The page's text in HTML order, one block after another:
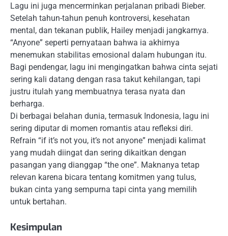
Lagu ini juga mencerminkan perjalanan pribadi Bieber.
Setelah tahun-tahun penuh kontroversi, kesehatan
mental, dan tekanan publik, Hailey menjadi jangkarnya.
“Anyone” seperti pernyataan bahwa ia akhirnya
menemukan stabilitas emosional dalam hubungan itu.
Bagi pendengar, lagu ini mengingatkan bahwa cinta sejati
sering kali datang dengan rasa takut kehilangan, tapi
justru itulah yang membuatnya terasa nyata dan
berharga.
Di berbagai belahan dunia, termasuk Indonesia, lagu ini
sering diputar di momen romantis atau refleksi diri.
Refrain “if it’s not you, it’s not anyone” menjadi kalimat
yang mudah diingat dan sering dikaitkan dengan
pasangan yang dianggap “the one”. Maknanya tetap
relevan karena bicara tentang komitmen yang tulus,
bukan cinta yang sempurna tapi cinta yang memilih
untuk bertahan.
Kesimpulan